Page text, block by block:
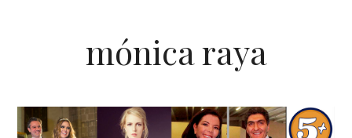
mónica raya